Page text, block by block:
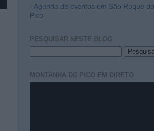
- Agenda de eventos em São Roque do
Pico
PESQUISAR NESTE BLOG
MONTANHA DO PICO EM DIRETO